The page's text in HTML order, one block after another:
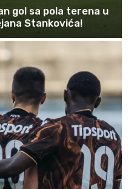
gol sa pola terena u
Stankovića!